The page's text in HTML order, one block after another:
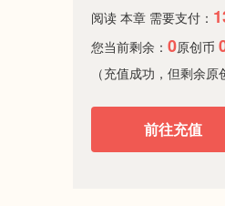
阅读 本章 需要支付：
您当前剩余： 0原创币
（充值成功，但剩余
前往充值